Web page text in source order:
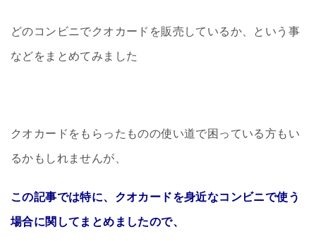
どのコンビニでクオカードを販売しているか、という事
などをまとめてみました
クオカードをもらったものの使い道で困っている方もい
るかもしれませんが、
この記事では特に、クオカードを身近なコンビニで使う
場合に関してまとめましたので、